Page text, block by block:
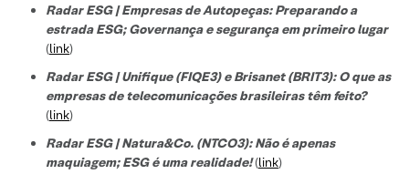
Radar ESG | Empresas de Autopeças: Preparando a
estrada ESG; Governança e segurança em primeiro lugar
(link)
Radar ESG | Unifique (FIQE3) e Brisanet (BRIT3): O que as
empresas de telecomunicações brasileiras têm feito?
(link)
Radar ESG | Natura&Co. (NTCO3): Não é apenas
maquiagem; ESG é uma realidade!(link)